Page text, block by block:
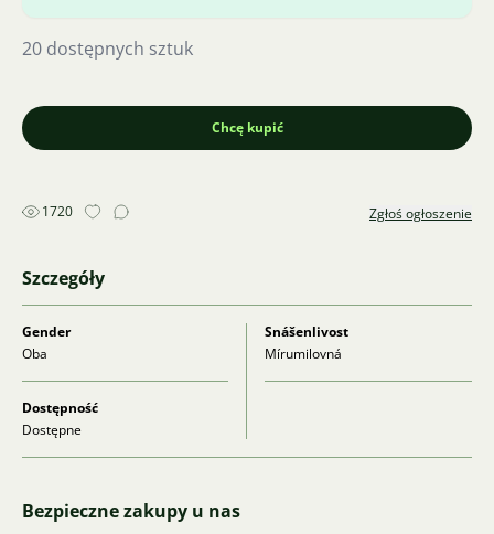
20 dostępnych sztuk
Chcę kupić
1720 Zgłoś ogłoszenie
Szczegóły
Gender
Oba
Snášenlivost
Mírumilovná
Dostępność
Dostępne
Bezpieczne zakupy u nas